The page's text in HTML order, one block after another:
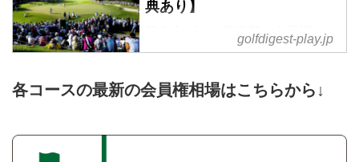
典あり】
美奈木ゴルフ倶楽部の会員権なら
ゴルフダイジェスト社へ。お得な
特典をご用意しています。
golfdigest-play.jp
各コースの最新の会員権相場はこちらから↓